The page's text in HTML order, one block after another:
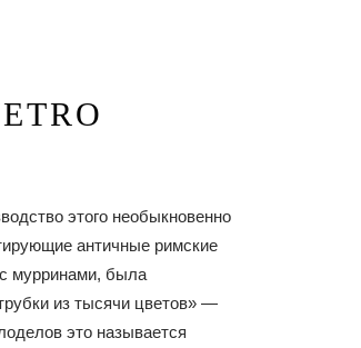
этого необыкновенно
античные римские
с мурринами, была
из тысячи цветов» —
это называется